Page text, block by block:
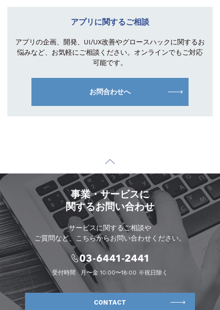
アプリに関するご相談
アプリの企画、開発、UI/UX改善やグロースハックに関するお
悩みなど、お気軽にご相談 ください。オンラインでもご対応
可能です。
お問合わせへ
事業・サービスに
関するお問い合わせ
サービスに関するご相談や
ご質問など、こちらからお問い合わせください。
受付時間 月〜金 10:00〜18:00 ※祝日除く
CONTACT